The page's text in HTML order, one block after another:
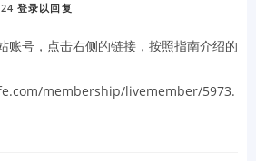
登录以回复
账号，点击右侧的链接，按照指南介绍的
membership/livemember/5973.